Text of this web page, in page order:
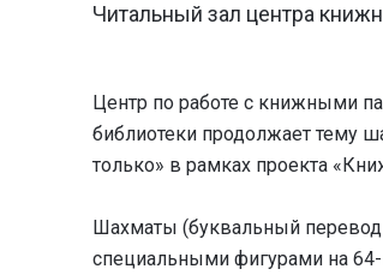
Читальный зал центра
Центр по работе с книжными
библиотеки продолжает тему
только» в рамках проекта
Шахматы (буквальный перевод
специальными фигурами на